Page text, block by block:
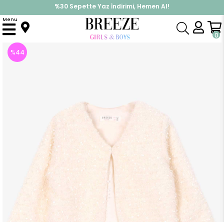
%30 Sepette Yaz İndirimi, Hemen Al!
İndirimlere ek %10 İndirimi Kap, Hemen Üye Ol!
0
Menu
Anasayfa Üst Giyim Hırka
%44